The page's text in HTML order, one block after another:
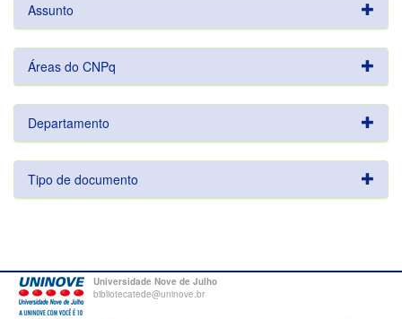
Assunto
Áreas do CNPq
Departamento
Tipo de documento
Universidade Nove de Julho
bibliotecatede@uninove.br